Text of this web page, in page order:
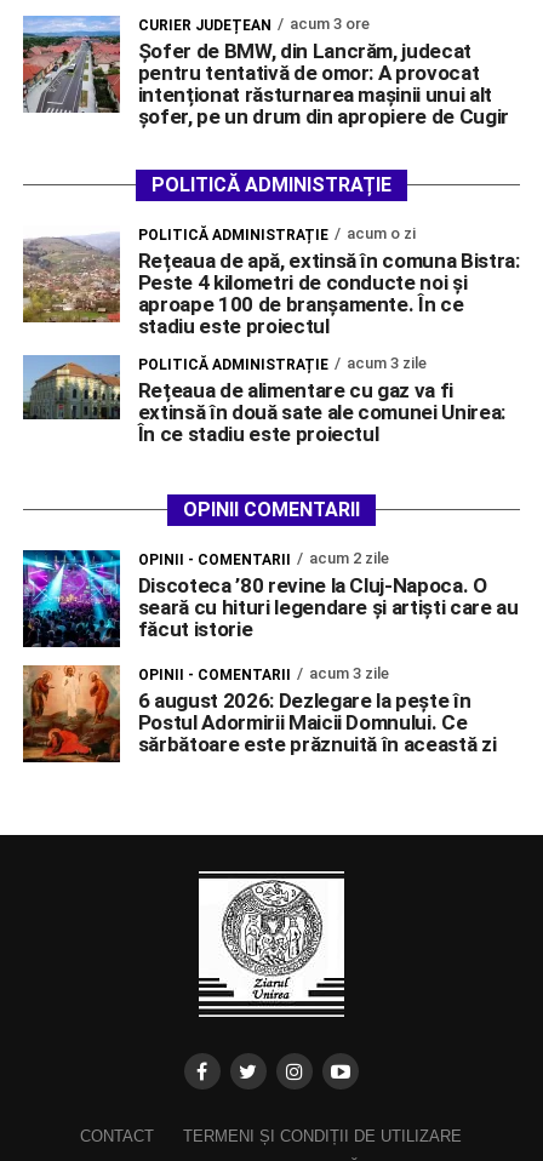
CURIER JUDEȚEAN acum 3 ore
Șofer de BMW, din Lancrăm, judecat
pentru tentativă de omor: A provocat
intenționat răsturnarea mașinii unui alt
șofer, pe un drum din apropiere de Cugir
POLITICĂ ADMINISTRAȚIE
POLITICĂ ADMINISTRAȚIE acum o zi
Rețeaua de apă, extinsă în comuna Bistra:
Peste 4 kilometri de conducte noi și
aproape 100 de branșamente. În ce
stadiu este proiectul
POLITICĂ ADMINISTRAȚIE acum 3 zile
Rețeaua de alimentare cu gaz va fi
extinsă în două sate ale comunei Unirea:
În ce stadiu este proiectul
OPINII COMENTARII
OPINII - COMENTARII acum 2 zile
Discoteca ’80 revine la Cluj-Napoca. O
seară cu hituri legendare și artiști care au
făcut istorie
OPINII - COMENTARII acum 3 zile
6 august 2026: Dezlegare la pește în
Postul Adormirii Maicii Domnului. Ce
sărbătoare este prăznuită în această zi
CONTACT
TERMENI ȘI CONDIȚII DE UTILIZARE